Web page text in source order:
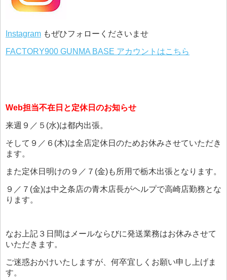
Instagram もぜひフォローくださいませ
FACTORY900 GUNMA BASE アカウントはこちら
Web担当不在日と定休日のお知らせ
来週９／５(水)は都内出張。
そして９／６(木)は全店定休日のためお休みさせていただき
ます。
また定休日明けの９／７(金)も所用で栃木出張となります。
９／７(金)は中之条店の青木店長がヘルプで高崎店勤務とな
ります。
なお上記３日間はメールならびに発送業務はお休みさせて
いただきます。
ご迷惑おかけいたしますが、何卒宜しくお願い申し上げま
す。